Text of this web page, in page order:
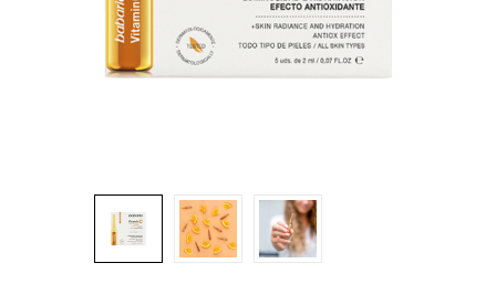
Continuar conGoogle